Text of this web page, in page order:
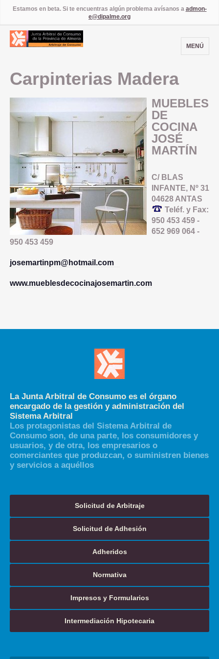
Estamos en beta. Si te encuentras algún problema avísanos a admon-
e@dipalme.org
MENÚ
Carpinterias Madera
MUEBLES
DE
COCINA
JOSÉ
MARTÍN
C/ BLAS
INFANTE, Nº 31
04628 ANTAS
Teléf. y Fax:
950 453 459 -
652 969 064 -
950 453 459
josemartinpm@hotmail.com
www.mueblesdecocinajosemartin.com
La Junta Arbitral de Consumo es el órgano
encargado de la gestión y administración del
Sistema Arbitral
Los protagonistas del Sistema Arbitral de
Consumo son, de una parte, los consumidores y
usuarios, y de otra, los empresarios o
comerciantes que produzcan, o suministren bienes
y servicios a aquéllos
Solicitud de Arbitraje
Solicitud de Adhesión
Adheridos
Normativa
Impresos y Formularios
Intermediación Hipotecaria